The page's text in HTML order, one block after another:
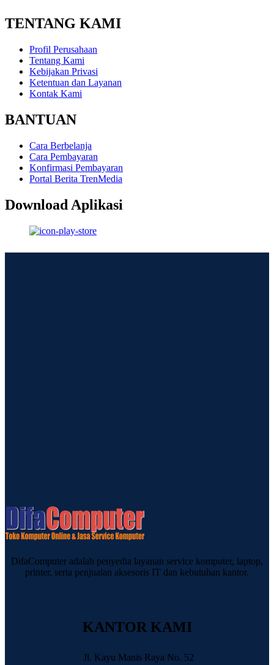
TENTANG KAMI
Profil Perusahaan
Tentang Kami
Kebijakan Privasi
Ketentuan dan Layanan
Kontak Kami
BANTUAN
Cara Berbelanja
Cara Pembayaran
Konfirmasi Pembayaran
Portal Berita TrenMedia
Download Aplikasi
DifaComputer adalah penyedia layanan service komputer, laptop,
printer, serta penjualan aksesoris IT dan kebutuhan kantor.
KANTOR KAMI
Jl. Kayu Manis Raya No. 52